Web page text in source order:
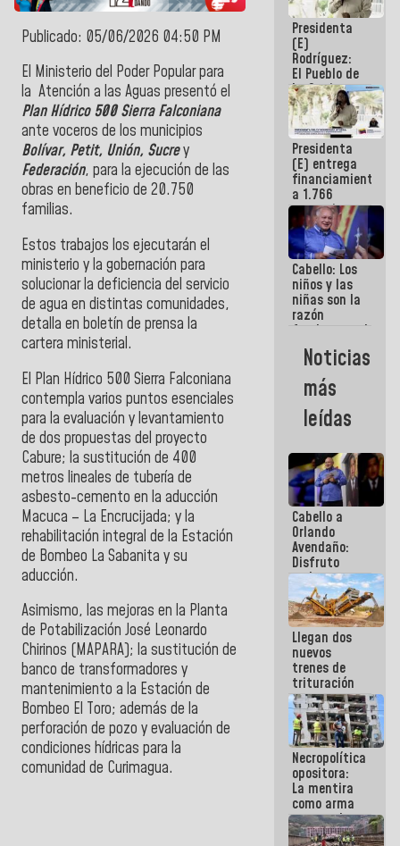
Publicado: 05/06/2026 04:50 PM
El Ministerio del Poder Popular para
la Atención a las Aguas presentó el
Plan Hídrico 500 Sierra Falconiana
ante voceros de los municipios
Bolívar, Petit, Unión, Sucrey
Federación, para la ejecución de las
obras en beneficio de 20.750
familias.
Estos trabajos los ejecutarán el
ministerio y la gobernación para
solucionar la deficiencia del servicio
de agua en distintas comunidades,
detalla en boletín de prensa la
cartera ministerial.
El Plan Hídrico 500 Sierra Falconiana
contempla varios puntos esenciales
para la evaluación y levantamiento
de dos propuestas del proyecto
Cabure; la sustitución de 400
metros lineales de tubería de
asbesto-cemento en la aducción
Macuca – La Encrucijada; y la
rehabilitación integral de la Estación
de Bombeo La Sabanita y su
aducción.
Asimismo, las mejoras en la Planta
de Potabilización José Leonardo
Chirinos (MAPARA); la sustitución de
banco de transformadores y
mantenimiento a la Estación de
Bombeo El Toro; además de la
perforación de pozo y evaluación de
condiciones hídricas para la
comunidad de Curimagua.
Militar de
Mamo en La
Guaira
Presidenta
(E)
Rodríguez:
El Pueblo de
La Guaira
siempre
estará
acompañada
por el
Gobierno
Nacional
Presidenta
(E) entrega
financiamientos
a 1.766
comerciantes
y
emprendedores
afectados
por
terremotos
Cabello: Los
niños y las
niñas son la
razón
fundamental
de todo lo
que
estamos
haciendo
Noticias
más
leídas
Cabello a
Orlando
Avendaño:
Disfruto
cada vez
que escribes
porque lo
que haces
es
embarrarla
Llegan dos
nuevos
trenes de
trituración
para
optimizar
manejo de
escombros
en La Guaira
Necropolítica
opositora:
La mentira
como arma
contra el
Pueblo